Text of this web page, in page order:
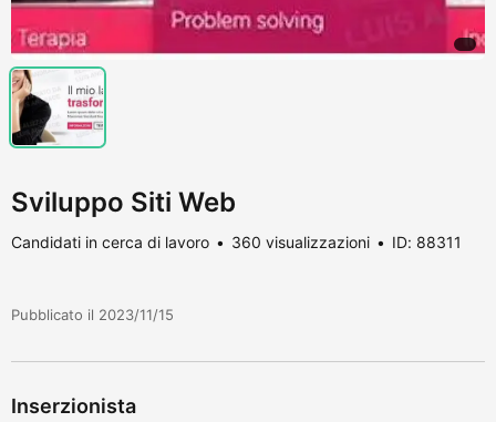
Sviluppo Siti Web
Candidati in cerca di lavoro 360 visualizzazioni ID: 88311
Pubblicato il 2023/11/15
Inserzionista